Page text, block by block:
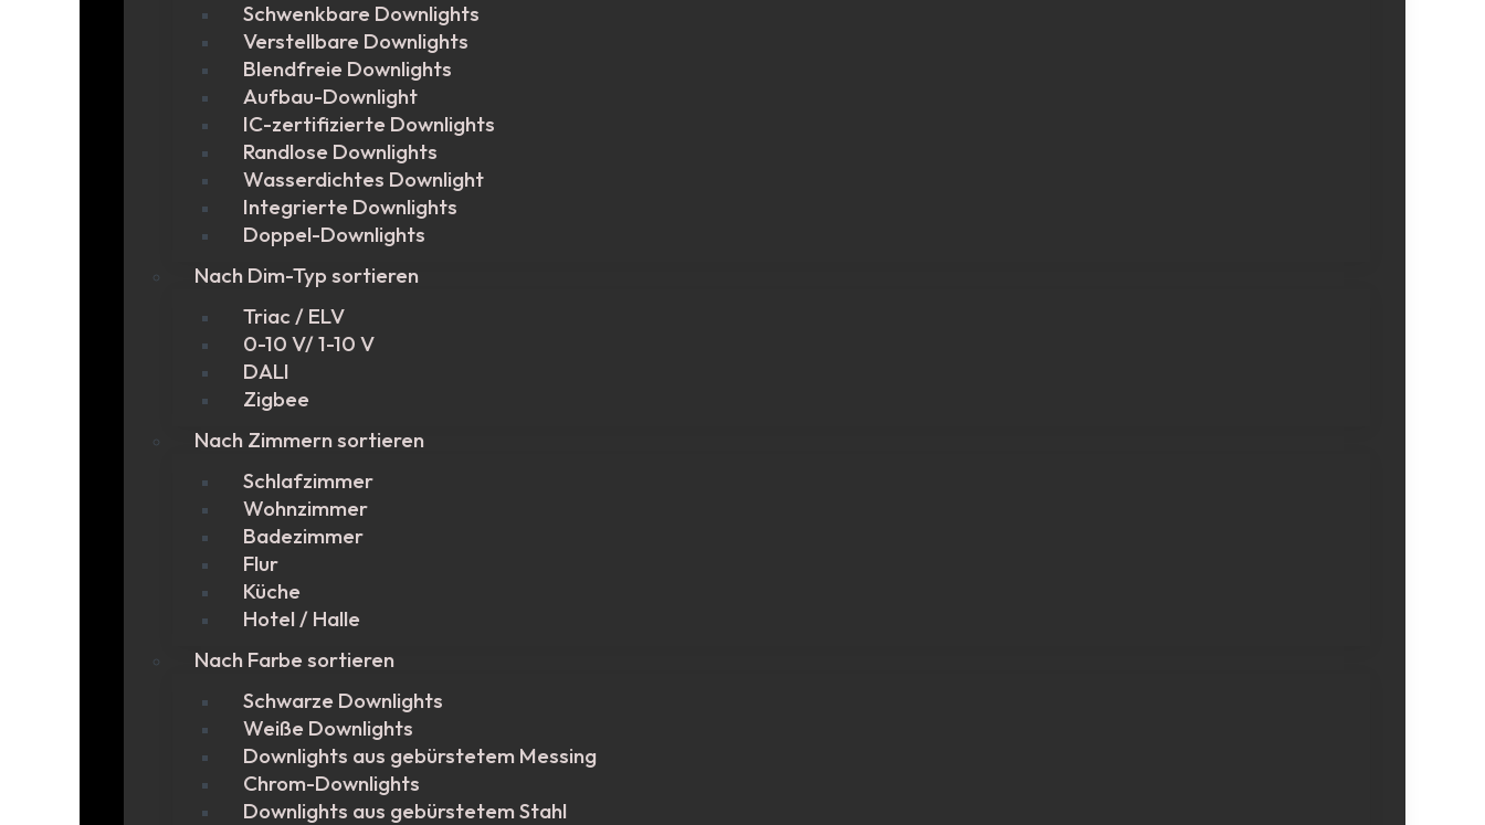
Schwenkbare Downlights
Verstellbare Downlights
Blendfreie Downlights
Aufbau-Downlight
IC-zertifizierte Downlights
Randlose Downlights
Wasserdichtes Downlight
Integrierte Downlights
Doppel-Downlights
Nach Dim-Typ sortieren
Triac / ELV
0-10 V/ 1-10 V
DALI
Zigbee
Nach Zimmern sortieren
Schlafzimmer
Wohnzimmer
Badezimmer
Flur
Küche
Hotel / Halle
Nach Farbe sortieren
Schwarze Downlights
Weiße Downlights
Downlights aus gebürstetem Messing
Chrom-Downlights
Downlights aus gebürstetem Stahl